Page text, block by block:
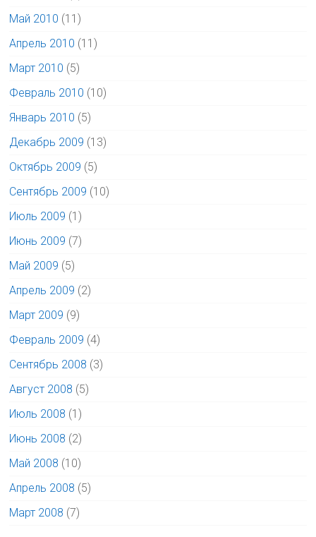
Май 2010 (11)
Апрель 2010 (11)
Март 2010 (5)
Февраль 2010 (10)
Январь 2010 (5)
Декабрь 2009 (13)
Октябрь 2009 (5)
Сентябрь 2009 (10)
Июль 2009 (1)
Июнь 2009 (7)
Май 2009 (5)
Апрель 2009 (2)
Март 2009 (9)
Февраль 2009 (4)
Сентябрь 2008 (3)
Август 2008 (5)
Июль 2008 (1)
Июнь 2008 (2)
Май 2008 (10)
Апрель 2008 (5)
Март 2008 (7)